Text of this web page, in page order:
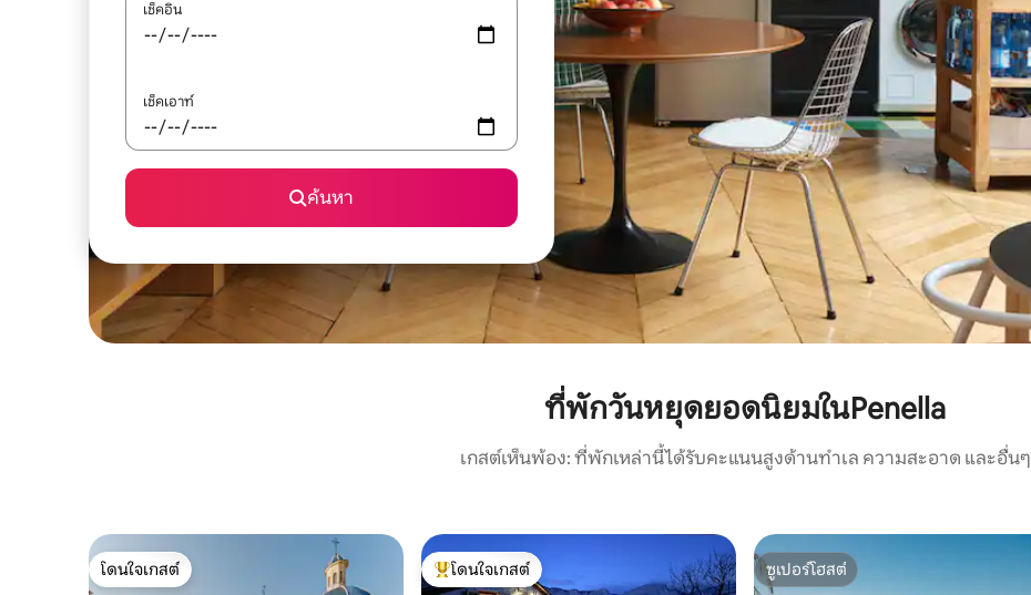
เช็คอิน
เช็คเอาท์
ค้นหา
ที่พักวันหยุดยอดนิยมในPenella
เกสต์เห็นพ้อง: ที่พักเหล่านี้ได้รับคะแนนสูงด้านทำเล ความสะอาด และอื่นๆ
โดนใจเกสต์
โดนใจเกสต์
โดนใจเกสต์ที่สุด
โดนใจเกสต์
ซูเปอร์โฮสต์
ซูเปอร์โฮสต์